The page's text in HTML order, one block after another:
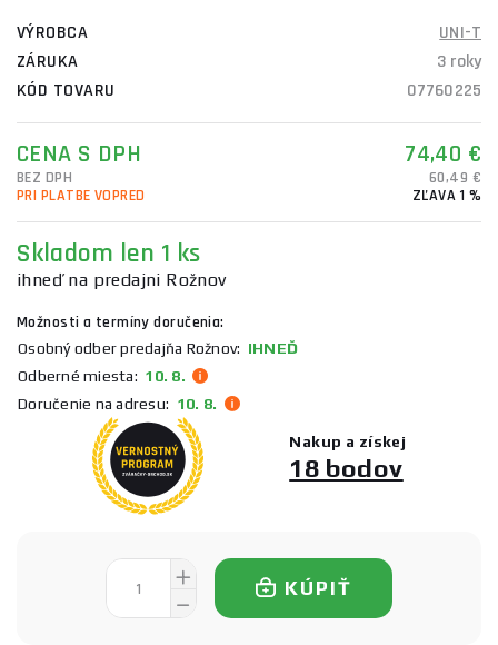
VÝROBCA
UNI-T
ZÁRUKA
3 roky
KÓD TOVARU
07760225
CENA S DPH 74,40 €
BEZ DPH
60,49 €
PRI PLATBE VOPRED
ZĽAVA 1 %
Skladom len 1 ks
ihneď na predajni Rožnov
Možnosti a termíny doručenia:
Osobný odber predajňa Rožnov: IHNEĎ
Odberné miesta: 10. 8.
Doručenie na adresu: 10. 8.
Nakup a získej
18 bodov
KÚPIŤ